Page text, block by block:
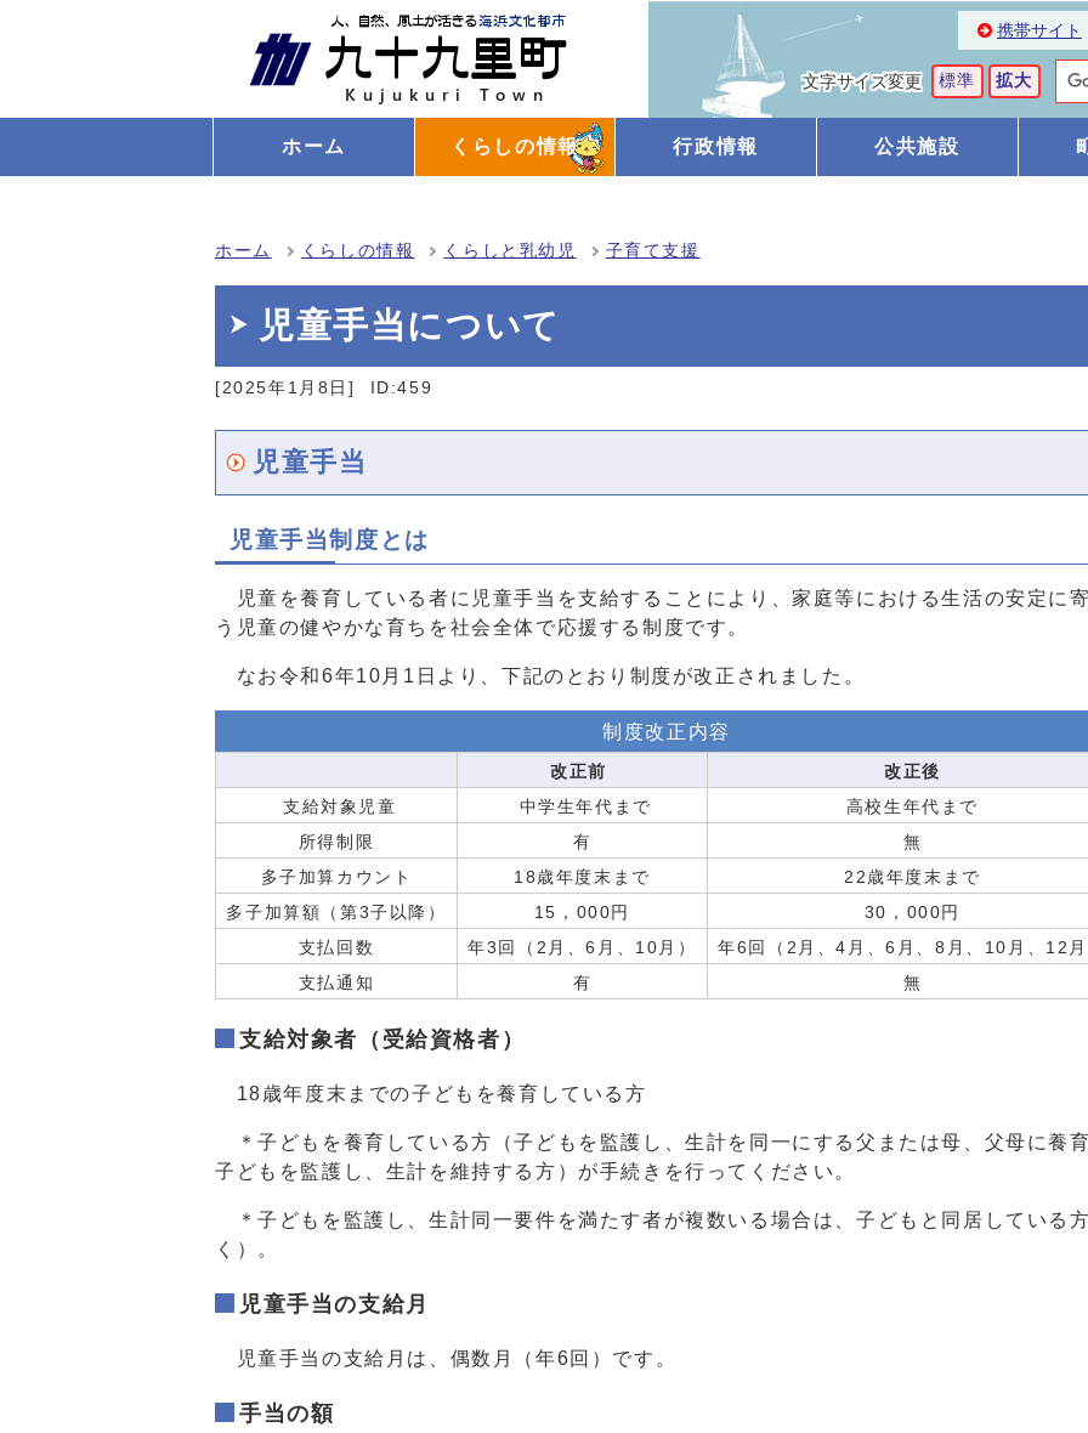
携帯サイト
文字サイズ変更 標準 拡大
ホーム くらしの情報 行政情報 公共施設
ホーム くらしの情報 くらしと乳幼児 子育て支援
児童手当について
[2025年1月8日] ID:459
児童手当
児童手当制度とは
児童を養育している者に児童手当を支給することにより、家庭等における生活の安定に
う児童の健やかな育ちを社会全体で応援する制度です。
なお令和6年10月1日より、下記のとおり制度が改正されました。
制度改正内容
改正前
改正後
支給対象児童
中学生年代まで
高校生年代まで
所得制限
有
無
多子加算カウント
18歳年度末まで
22歳年度末まで
多子加算額（第3子以降）
15，000円
30，000円
支払回数
年3回（2月、6月、10月）
年6回（2月、4月、6月、8月、10月、12月
支払通知
有 無
支給対象者（受給資格者）
18歳年度末までの子どもを養育している方
＊子どもを養育している方（子どもを監護し、生計を同一にする父または母、父母に養
子どもを監護し、生計を維持する方）が手続きを行ってください。
＊子どもを監護し、生計同一要件を満たす者が複数いる場合は、子どもと同居している
く）。
児童手当の支給月
児童手当の支給月は、偶数月（年6回）です。
手当の額